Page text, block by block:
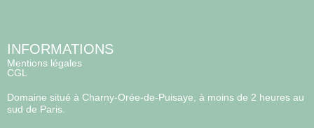
INFORMATIONS
Mentions légales
CGL
Domaine situé à Charny-Orée-de-Puisaye, à moins de 2 heures au
sud de Paris.